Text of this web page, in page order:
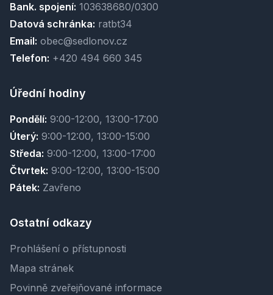
Bank. spojení: 103638680/0300
Datová schránka: ratbt34
Email: obec@sedlonov.cz
Telefon: +420 494 660 345
Úřední hodiny
Pondělí: 9:00-12:00, 13:00-17:00
Úterý: 9:00-12:00, 13:00-15:00
Středa: 9:00-12:00, 13:00-17:00
Čtvrtek: 9:00-12:00, 13:00-15:00
Pátek: Zavřeno
Ostatní odkazy
Prohlášení o přístupnosti
Mapa stránek
Povinně zveřejňované informace